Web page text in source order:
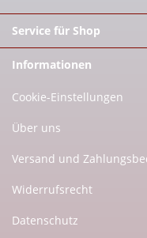
Service für Shop
Informationen
Cookie-Einstellungen
Über uns
Versand und
Widerrufsrecht
Datenschutz